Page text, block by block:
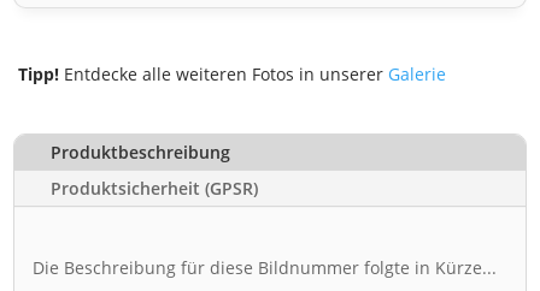
Tipp! Entdecke alle weiteren Fotos in unserer Galerie
Produktbeschreibung
Produktsicherheit (GPSR)
Die Beschreibung für diese Bildnummer folgte in Kürze...